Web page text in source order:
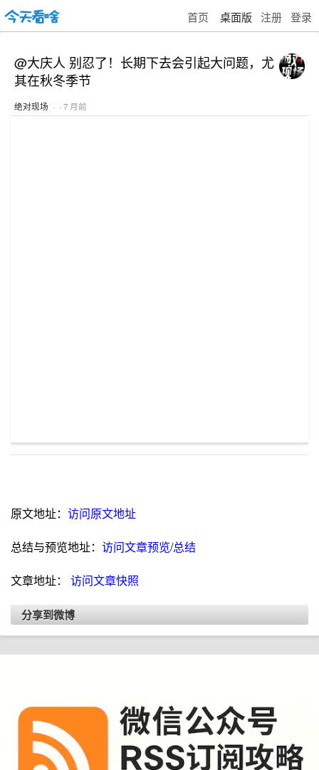
首页 桌面版 注册 登录
@大庆人 别忍了！长期下去会引起大问题，尤
其在秋冬季节
绝对现场 · · 7 月前
原文地址： 访问原文地址
总结与预览地址： 访问文章预览/总结
文章地址： 访问文章快照
分享到微博